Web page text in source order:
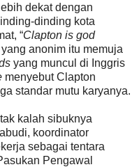
dekat dengan
dinding kota
“Clapton is god
anonim itu memuja
yang muncul di Inggris
menyebut Clapton
standar mutu karyanya.
kalah sibuknya
koordinator
sebagai tentara
Pengawal